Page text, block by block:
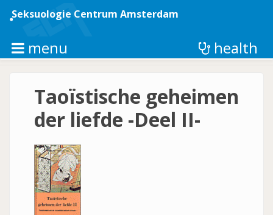
naar
gaan
Seksuologie Centrum Amsterdam
menu health
Taoïstische geheimen
der liefde -Deel II-